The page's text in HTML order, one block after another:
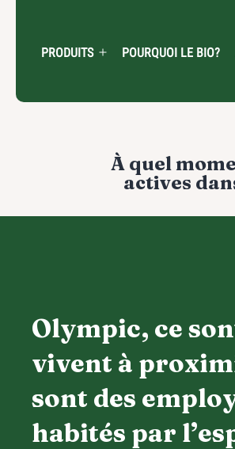
PRODUITS
Open
POURQUOI LE BIO?
de
l'article
À quel
actives
Olympic, ce
vivent à
sont des
habités par